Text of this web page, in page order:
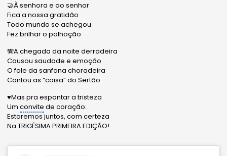
🤝À senhora e ao senhor
Fica a nossa gratidão
Todo mundo se achegou
Fez brilhar o palhoção
🪗A chegada da noite derradeira
Causou saudade e emoção
O fole da sanfona choradeira
Cantou as “coisa” do Sertão
♥️Mas pra espantar a tristeza
Umconvite de coração:
Estaremos juntos, com certeza
Na TRIGÉSIMA PRIMEIRA EDIÇÃO!